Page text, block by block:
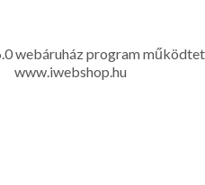
webáruház program
www.iwebshop.hu